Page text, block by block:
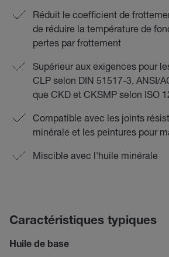
Réduit le coefficient de
de réduire la température de
pertes par frottement
Supérieur aux exigences pour
CLP selon DIN 51517-3, ANSI/
que CKD et CKSMP selon ISO
Compatible avec les joints
minérale et les peintures pour
Miscible avec l'huile minérale
Caractéristiques typiques
Huile de base